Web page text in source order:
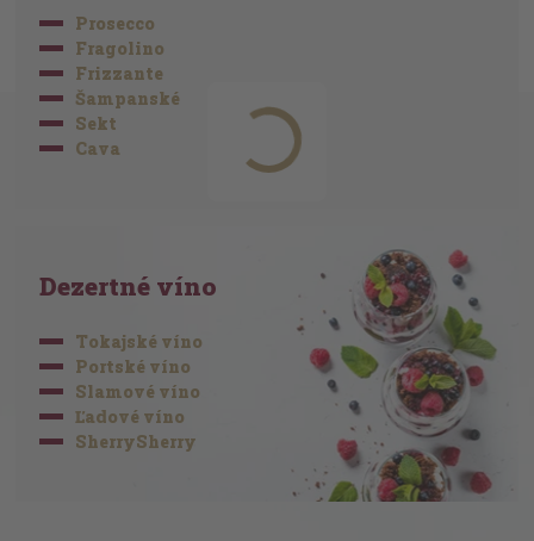
Prosecco
Fragolino
Frizzante
Šampanské
Sekt
Cava
Dezertné víno
Tokajské víno
Portské víno
Slamové víno
Ľadové víno
SherrySherry